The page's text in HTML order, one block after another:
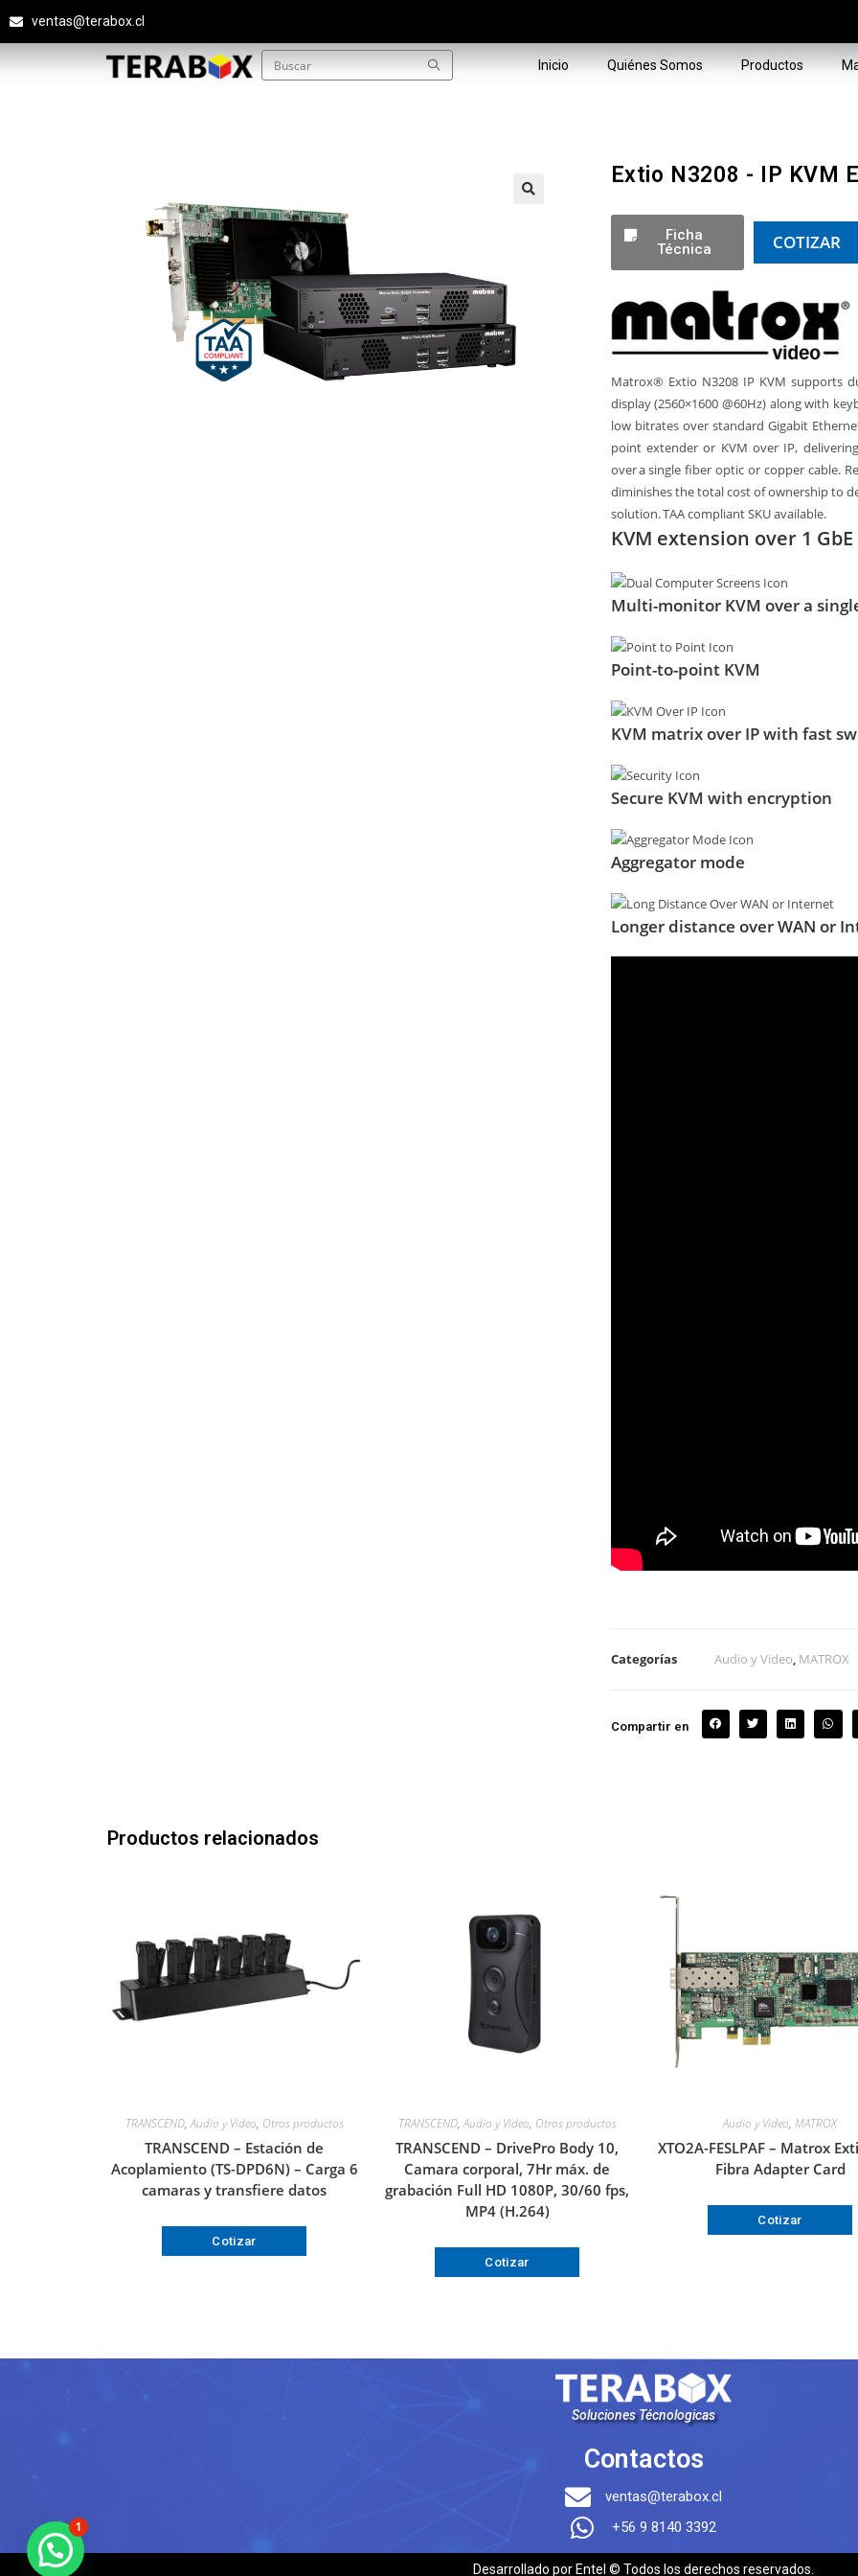
ventas@terabox.cl
Inicio Quiénes Somos Productos
Extio N3208 - IP KVM
Ficha
Técnica
COTIZAR
Matrox® Extio N3208 IP KVM supports
display (2560×1600 @60Hz) along with
low bitrates over standard Gigabit
point extender or KVM over IP,
over a single fiber optic or copper cable.
diminishes the total cost of ownership to
solution. TAA compliant SKU available.
KVM extension over 1 GbE
Multi-monitor KVM over a
Point-to-point KVM
KVM matrix over IP with fast
Secure KVM with encryption
Aggregator mode
Longer distance over WAN or
Categorías Audio y Video, MATROX
Compartir en
Productos relacionados
TRANSCEND,Audio y Video, Otros productos
TRANSCEND – Estación de
Acoplamiento (TS-DPD6N) – Carga 6
camaras y transfiere datos
Cotizar
TRANSCEND,Audio y Video, Otros productos
TRANSCEND – DrivePro Body 10,
Camara corporal, 7Hr máx. de
grabación Full HD 1080P, 30/60 fps,
MP4 (H.264)
Cotizar
Audio y Video, MATROX
XTO2A-FESLPAF – Matrox
Fibra Adapter Card
Cotizar
Soluciones Técnologicas
Contactos
ventas@terabox.cl
+56 9 8140 3392
Desarrollado por Entel © Todos los derechos reservados.
1